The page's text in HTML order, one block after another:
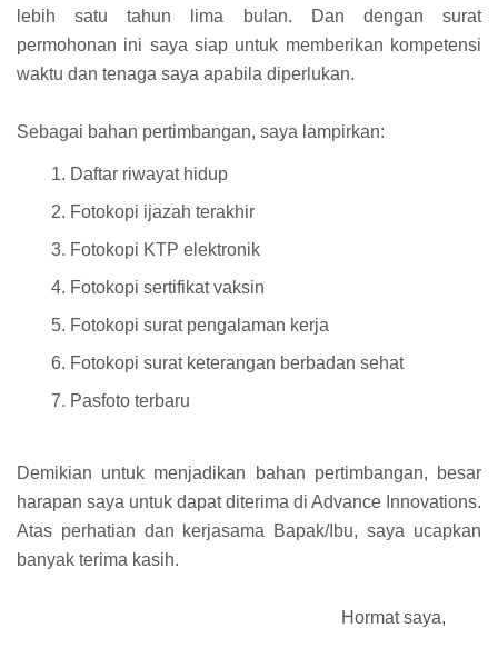
lebih satu tahun lima bulan. Dan dengan surat
permohonan ini saya siap untuk memberikan kompetensi
waktu dan tenaga saya apabila diperlukan.
Sebagai bahan pertimbangan, saya lampirkan:
Daftar riwayat hidup
Fotokopi ijazah terakhir
Fotokopi KTP elektronik
Fotokopi sertifikat vaksin
Fotokopi surat pengalaman kerja
Fotokopi surat keterangan berbadan sehat
Pasfoto terbaru
Demikian untuk menjadikan bahan pertimbangan, besar
harapan saya untuk dapat diterima di Advance Innovations.
Atas perhatian dan kerjasama Bapak/Ibu, saya ucapkan
banyak terima kasih.
Hormat saya,